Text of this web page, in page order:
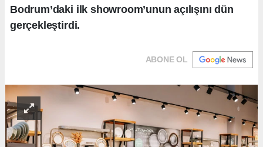
Bodrum’daki ilk showroom’unun açılışını dün
gerçekleştirdi.
ABONE OL